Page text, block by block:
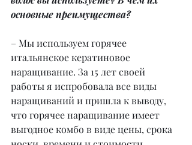
основные преимущества?
– Мы используем горячее
итальянское кератиновое
наращивание. За 15 лет своей
работы я испробовала все виды
наращиваний и пришла к выводу,
что горячее наращивание имеет
выгодное комбо в виде цены, срока